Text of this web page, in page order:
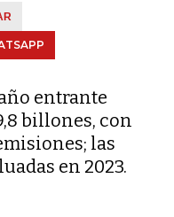
entrante
billones, con
las
en 2023.